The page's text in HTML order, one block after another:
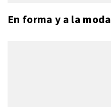
En forma y a la moda